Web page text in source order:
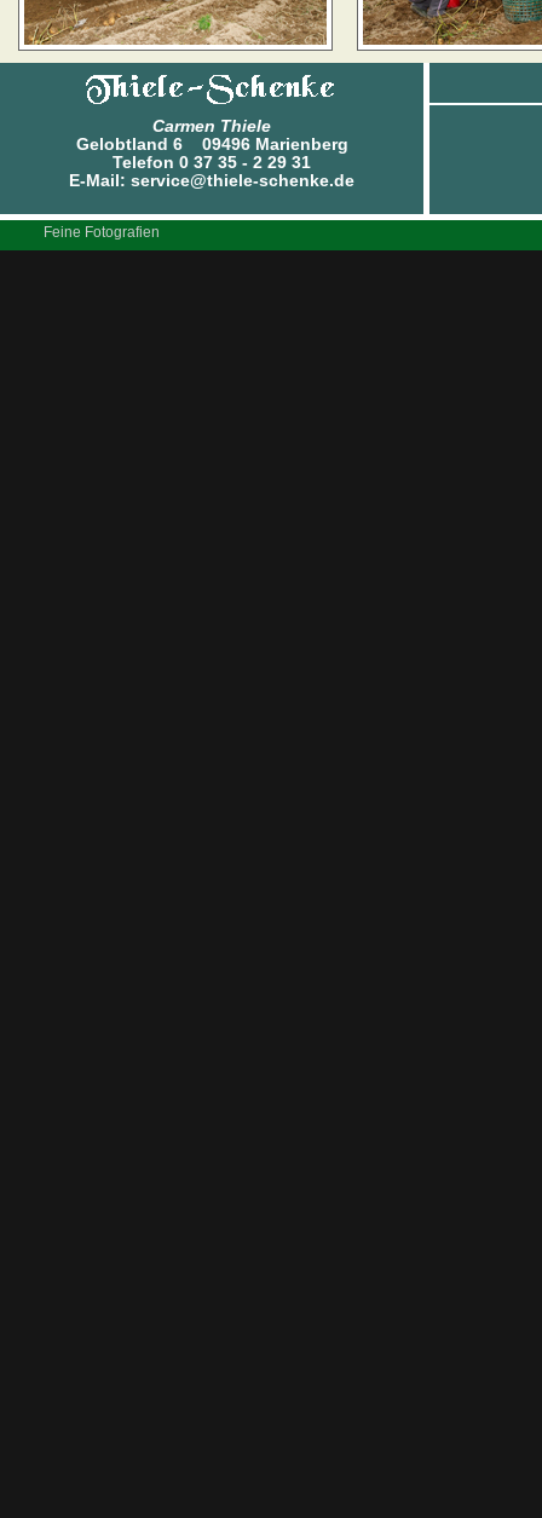
Feine Fotografien
Carmen Thiele
Gelobtland 6 09496 Marienberg
Telefon 0 37 35 - 2 29 31
E-Mail: service@thiele-schenke.de